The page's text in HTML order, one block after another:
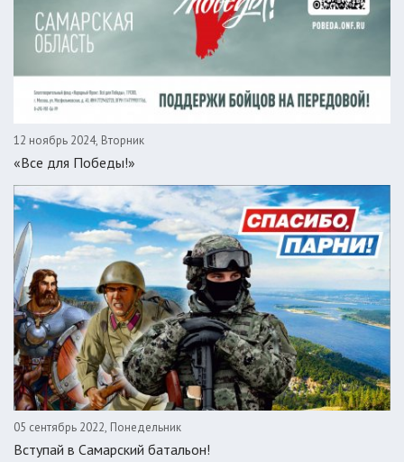
12 ноябрь 2024, Вторник
«Все для Победы!»
05 сентябрь 2022, Понедельник
Вступай в Самарский батальон!